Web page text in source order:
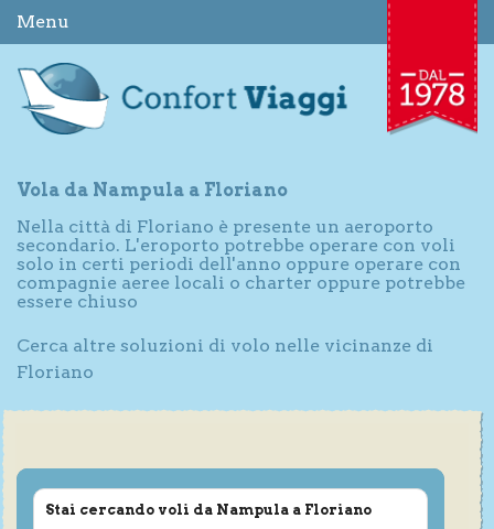
Menu
Vola da Nampula a Floriano
Nella città di Floriano è presente un aeroporto
secondario. L'eroporto potrebbe operare con voli
solo in certi periodi dell'anno oppure operare con
compagnie aeree locali o charter oppure potrebbe
essere chiuso
Cerca altre soluzioni di volo nelle vicinanze di
Floriano
Stai cercando voli da Nampula a Floriano